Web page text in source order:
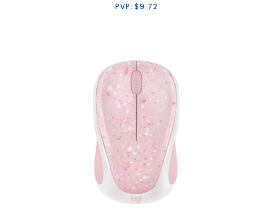
PVP:$9.72